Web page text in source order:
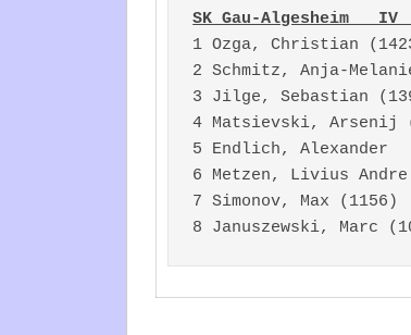
SK Gau-Algesheim
1 Ozga, Christian
2 Schmitz, Anja-
3 Jilge, Sebastian
4 Matsievski, Arsenij
5 Endlich,
6 Metzen, Livius
7 Simonov, Max